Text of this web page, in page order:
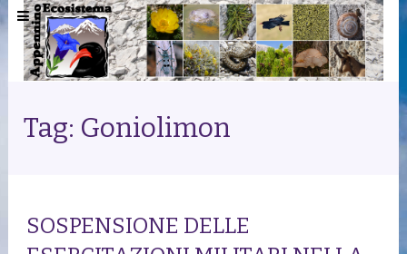
Tag: Goniolimon
SOSPENSIONE DELLE